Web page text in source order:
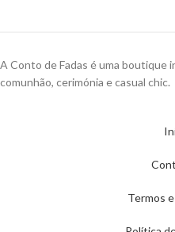
A Conto de Fadas é uma boutique
comunhão, cerimónia e casual chic.
Termos